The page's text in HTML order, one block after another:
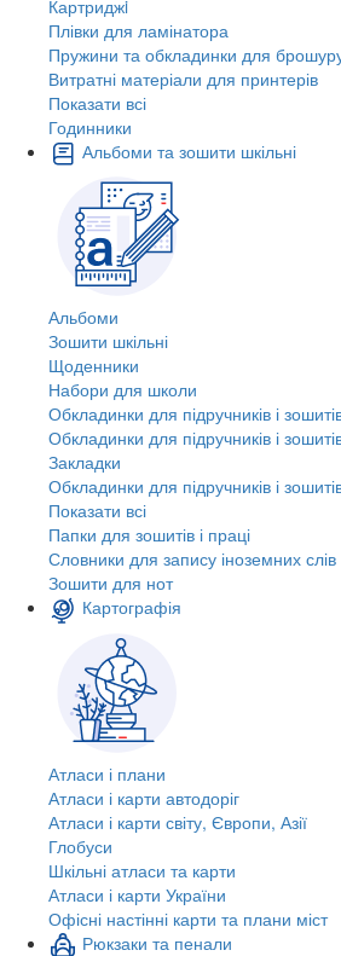
Картриджi
Плівки для ламінатора
Пружини та обкладинки для
Витратні матеріали для принтерів
Показати всі
Годинники
Альбоми та зошити шкільні
Альбоми
Зошити шкільні
Щоденники
Набори для школи
Обкладинки для підручників і
Обкладинки для підручників і
Закладки
Обкладинки для підручників і
Показати всі
Папки для зошитів і праці
Словники для запису іноземних слів
Зошити для нот
Картографія
Атласи і плани
Атласи і карти автодоріг
Атласи і карти світу, Європи, Азії
Глобуси
Шкільні атласи та карти
Атласи і карти України
Офісні настінні карти та плани міст
Рюкзаки та пенали